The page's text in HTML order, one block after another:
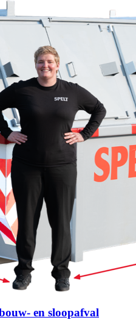
en sloopafval